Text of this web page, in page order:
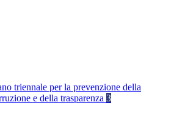
triennale per la prevenzione della
e della trasparenza 3